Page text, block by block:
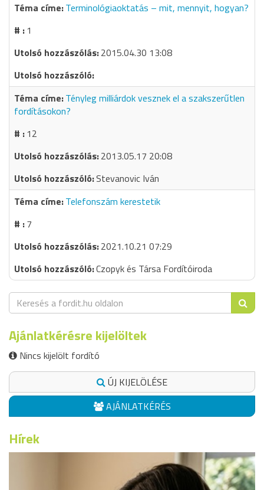
Terminológiaoktatás – mit, mennyit, hogyan?
1
2015.04.30 13:08
Tényleg milliárdok vesznek el a szakszerűtlen
fordításokon?
12
2013.05.17 20:08
Stevanovic Iván
Telefonszám kerestetik
7
2021.10.21 07:29
Czopyk és Társa Fordítóiroda
Ajánlatkérésre kijelöltek
Nincs kijelölt fordító
ÚJ KIJELÖLÉSE
AJÁNLATKÉRÉS
Hírek